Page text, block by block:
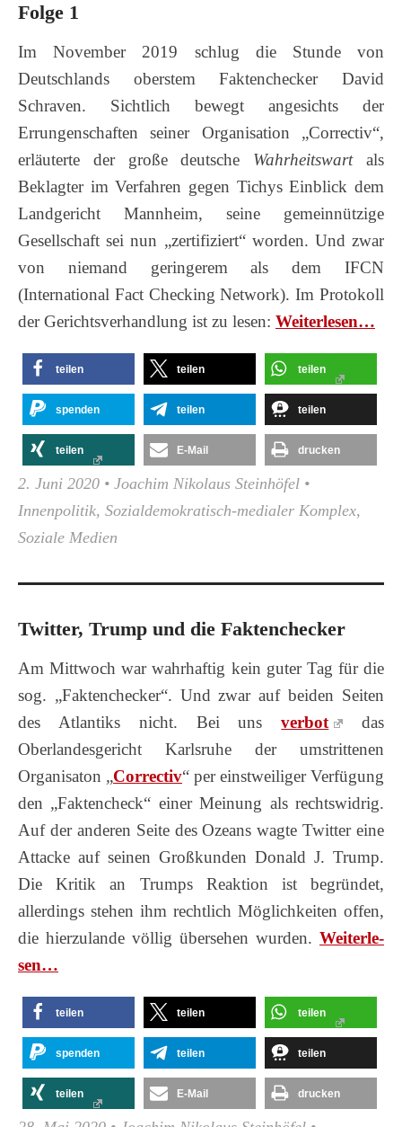
Folge 1
Im November 2019 schlug die Stunde von
Deutschlands oberstem Faktenchecker David
Schraven. Sichtlich bewegt angesichts der
Errungenschaften seiner Organisation „Correctiv“,
erläuterte der große deutsche Wahrheitswartals
Beklagter im Verfahren gegen Tichys Einblick dem
Landgericht Mannheim, seine gemeinnützige
Gesellschaft sei nun „zertifiziert“ worden. Und zwar
von niemand geringerem als dem IFCN
(International Fact Checking Network). Im Protokoll
der Gerichtsverhandlung ist zu lesen: Wei­ter­le­sen…
teilen teilen teilen
spenden teilen teilen
teilen E-Mail drucken
2. Juni 2020 • Joachim Nikolaus Steinhöfel •
Innenpolitik, Sozialdemokratisch-medialer Komplex,
Soziale Medien
Twitter, Trump und die Faktenchecker
Am Mittwoch war wahrhaftig kein guter Tag für die
sog. „Faktenchecker“. Und zwar auf beiden Seiten
des Atlantiks nicht. Bei unsverbot
das
Oberlandesgericht Karlsruhe der umstrittenen
Organisaton „Correctiv“ per einstweiliger Verfügung
den „Faktencheck“ einer Meinung als rechtswidrig.
Auf der anderen Seite des Ozeans wagte Twitter eine
Attacke auf seinen Großkunden Donald J. Trump.
Die Kritik an Trumps Reaktion ist begründet,
allerdings stehen ihm rechtlich Möglichkeiten offen,
die hierzulande völlig übersehen wurden. Wei­ter­le­
sen…
teilen teilen teilen
spenden teilen teilen
teilen E-Mail drucken